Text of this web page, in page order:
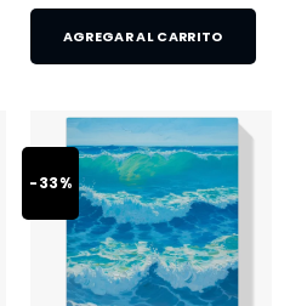
AGREGAR AL CARRITO
-33%